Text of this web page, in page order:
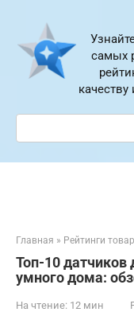
контенту
самых
Поиск:
Главная » Рейтинги
Топ-10 датчиков
умного дома:
На чтение: 12 мин